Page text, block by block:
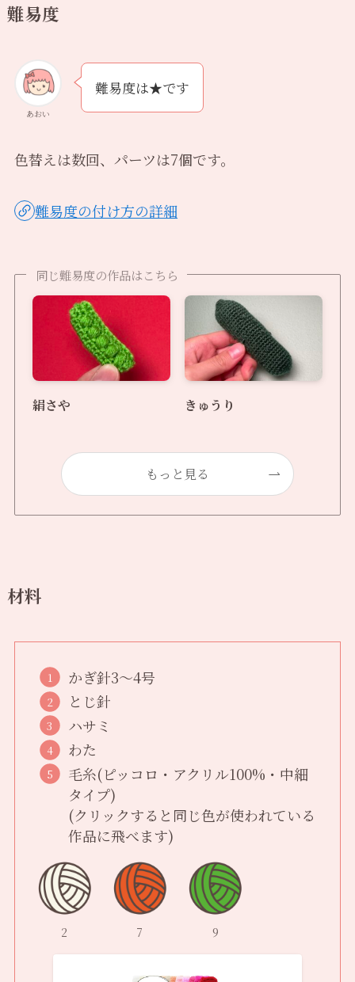
難易度
あおい
難易度は★です
色替えは数回、パーツは7個です。
難易度の付け方の詳細
同じ難易度の作品はこちら
絹さや きゅうり
もっと見る
材料
かぎ針3〜4号
とじ針
ハサミ
わた
毛糸(ピッコロ・アクリル100%・中細
タイプ)
(クリックすると同じ色が使われている
作品に飛べます)
2 7 9